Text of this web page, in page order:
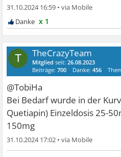
31.10.2024 16:59 •
x 1
T TheCrazyTeam
Mitglied seit:26.08.2023
Beiträge:700 Danke:456
@TobiHa
Bei Bedarf wurde in der
Quetiapin) Einzeldosis 25-
150mg
31.10.2024 17:02 •